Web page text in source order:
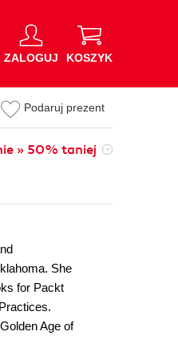
ZALOGUJ KOSZYK
Podaruj prezent
» 50% taniej
She
for Packt
Age of